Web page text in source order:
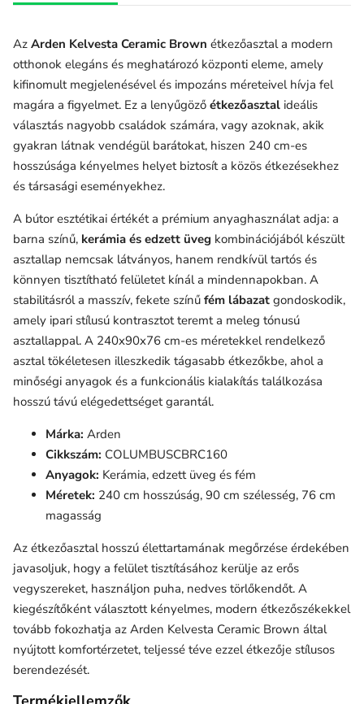
Az Arden Kelvesta Ceramic Brown étkezőasztal a modern
otthonok elegáns és meghatározó központi eleme, amely
kifinomult megjelenésével és impozáns méreteivel hívja fel
magára a figyelmet. Ez a lenyűgöző étkezőasztal ideális
választás nagyobb családok számára, vagy azoknak, akik
gyakran látnak vendégül barátokat, hiszen 240 cm-es
hosszúsága kényelmes helyet biztosít a közös étkezésekhez
és társasági eseményekhez.
A bútor esztétikai értékét a prémium anyaghasználat adja: a
barna színű, kerámia és edzett üveg kombinációjából készült
asztallap nemcsak látványos, hanem rendkívül tartós és
könnyen tisztítható felületet kínál a mindennapokban. A
stabilitásról a masszív, fekete színű fém lábazat gondoskodik,
amely ipari stílusú kontrasztot teremt a meleg tónusú
asztallappal. A 240x90x76 cm-es méretekkel rendelkező
asztal tökéletesen illeszkedik tágasabb étkezőkbe, ahol a
minőségi anyagok és a funkcionális kialakítás találkozása
hosszú távú elégedettséget garantál.
Márka: Arden
Cikkszám: COLUMBUSCBRC160
Anyagok: Kerámia, edzett üveg és fém
Méretek: 240 cm hosszúság, 90 cm szélesség, 76 cm
magasság
Az étkezőasztal hosszú élettartamának megőrzése érdekében
javasoljuk, hogy a felület tisztításához kerülje az erős
vegyszereket, használjon puha, nedves törlőkendőt. A
kiegészítőként választott kényelmes, modern étkezőszékekkel
tovább fokozhatja az Arden Kelvesta Ceramic Brown által
nyújtott komfortérzetet, teljessé téve ezzel étkezője stílusos
berendezését.